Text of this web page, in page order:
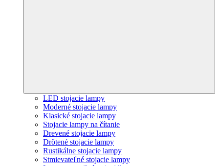
LED stojacie lampy
Moderné stojacie lampy
Klasické stojacie lampy
Stojacie lampy na čítanie
Drevené stojacie lampy
Drôtené stojacie lampy
Rustikálne stojacie lampy
Stmievateľné stojacie lampy